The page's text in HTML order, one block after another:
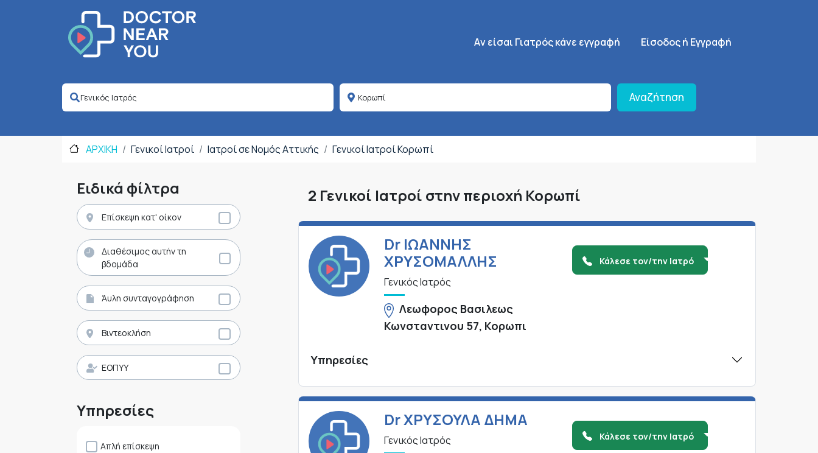
Κεντρική πλοήγηση
Aν είσαι Γιατρός κάνε εγγραφή SignUp Menu
Είσοδος ή Εγγραφή
Αναζήτηση
ΑΡΧΙΚΗ Γενικοί Ιατροί Ιατροί σε Νομός Αττικής Γενικοί Ιατροί Κορωπί
Ειδικά φίλτρα
Επίσκεψη κατ' οίκον
Διαθέσιμος αυτήν τη
βδομάδα
Άυλη συνταγογράφηση
Βιντεοκλήση
ΕΟΠΥΥ
Υπηρεσίες
Απλή επίσκεψη
2 Γενικοί Ιατροί στην περιοχή Κορωπί
Dr ΙΩΑΝΝΗΣ
ΧΡΥΣΟΜΑΛΛΗΣ
Γενικός Ιατρός
Λεωφορος Βασιλεως
Κωνσταντινου 57, Κορωπι
Κάλεσε τον/την Ιατρό
Υπηρεσίες
Dr ΧΡΥΣΟΥΛΑ ΔΗΜΑ
Γενικός Ιατρός Κάλεσε τον/την Ιατρό